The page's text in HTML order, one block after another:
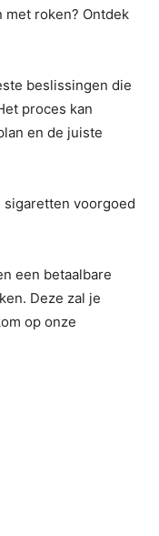
met roken? Ontdek
beslissingen die
proces kan
en de juiste
sigaretten voorgoed
een betaalbare
Deze zal je
op onze